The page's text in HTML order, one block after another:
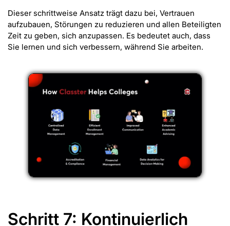
Dieser schrittweise Ansatz trägt dazu bei, Vertrauen
aufzubauen, Störungen zu reduzieren und allen Beteiligten
Zeit zu geben, sich anzupassen. Es bedeutet auch, dass
Sie lernen und sich verbessern, während Sie arbeiten.
Schritt 7: Kontinuierlich